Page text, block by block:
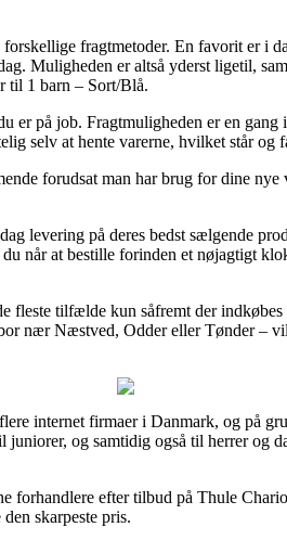
fragtmetoder. En favorit er i
Muligheden er altså yderst ligetil,
til 1 barn – Sort/Blå.
er på job. Fragtmuligheden er en
selv at hente varerne, hvilket står
forudsat man har brug for dine
levering på deres bedst sælgende
når at bestille forinden et nøjagtigt
fleste tilfælde kun såfremt der
nær Næstved, Odder eller Tønder –
internet firmaer i Danmark, og på
og samtidig også til herrer og
forhandlere efter tilbud på Thule
skarpeste pris.